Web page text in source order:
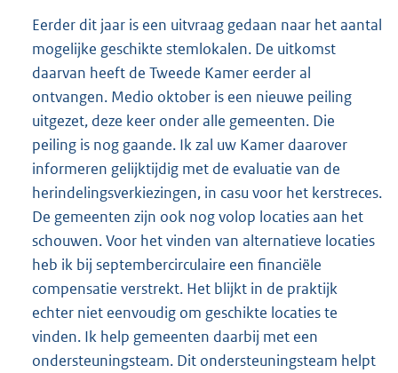
Eerder dit jaar is een uitvraag gedaan naar het aantal
mogelijke geschikte stemlokalen. De uitkomst
daarvan heeft de Tweede Kamer eerder al
ontvangen. Medio oktober is een nieuwe peiling
uitgezet, deze keer onder alle gemeenten. Die
peiling is nog gaande. Ik zal uw Kamer daarover
informeren gelijktijdig met de evaluatie van de
herindelingsverkiezingen, in casu voor het kerstreces.
De gemeenten zijn ook nog volop locaties aan het
schouwen. Voor het vinden van alternatieve locaties
heb ik bij septembercirculaire een financiële
compensatie verstrekt. Het blijkt in de praktijk
echter niet eenvoudig om geschikte locaties te
vinden. Ik help gemeenten daarbij met een
ondersteuningsteam. Dit ondersteuningsteam helpt